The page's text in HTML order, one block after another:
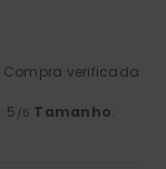
Compra verificada
: 5 /5 Tamanho: